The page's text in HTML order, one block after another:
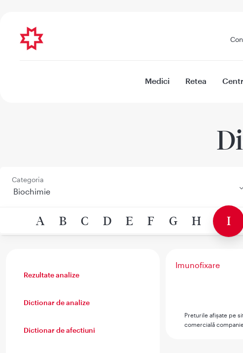
Medici Retea
Categoria
A B C D E F G H I
Rezultate analize
Dictionar de analize
Dictionar de afectiuni
Imunofixare
Preturile afişate pe
comercială